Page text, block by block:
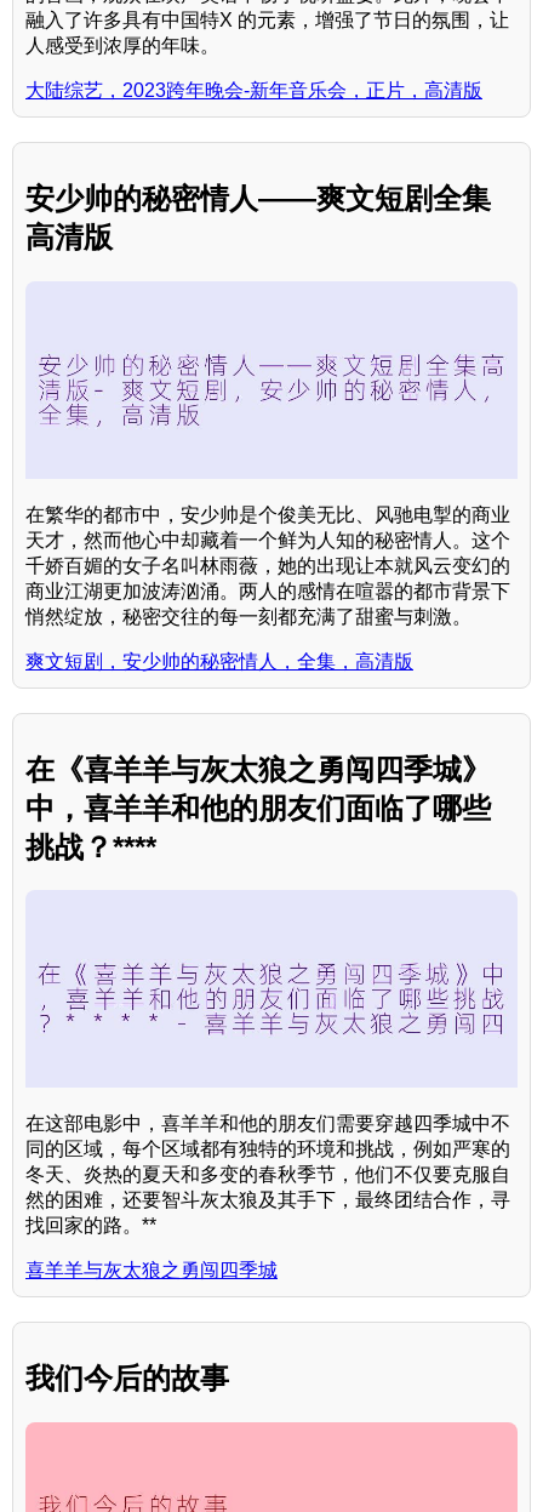
融入了许多具有中国特X 的元素，增强了节日的氛围，让
人感受到浓厚的年味。
大陆综艺，2023跨年晚会-新年音乐会，正片，高清版
安少帅的秘密情人——爽文短剧全集
高清版
在繁华的都市中，安少帅是个俊美无比、风驰电掣的商业
天才，然而他心中却藏着一个鲜为人知的秘密情人。这个
千娇百媚的女子名叫林雨薇，她的出现让本就风云变幻的
商业江湖更加波涛汹涌。两人的感情在喧嚣的都市背景下
悄然绽放，秘密交往的每一刻都充满了甜蜜与刺激。
爽文短剧，安少帅的秘密情人，全集，高清版
在《喜羊羊与灰太狼之勇闯四季城》
中，喜羊羊和他的朋友们面临了哪些
挑战？****
在这部电影中，喜羊羊和他的朋友们需要穿越四季城中不
同的区域，每个区域都有独特的环境和挑战，例如严寒的
冬天、炎热的夏天和多变的春秋季节，他们不仅要克服自
然的困难，还要智斗灰太狼及其手下，最终团结合作，寻
找回家的路。**
喜羊羊与灰太狼之勇闯四季城
我们今后的故事